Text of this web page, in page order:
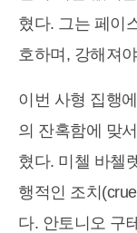
혔다. 그는 페이
호하며, 강해져
이번 사형 집행
의 잔혹함에 맞
혔다. 미첼 바첼
행적인 조치
다. 안토니오 구